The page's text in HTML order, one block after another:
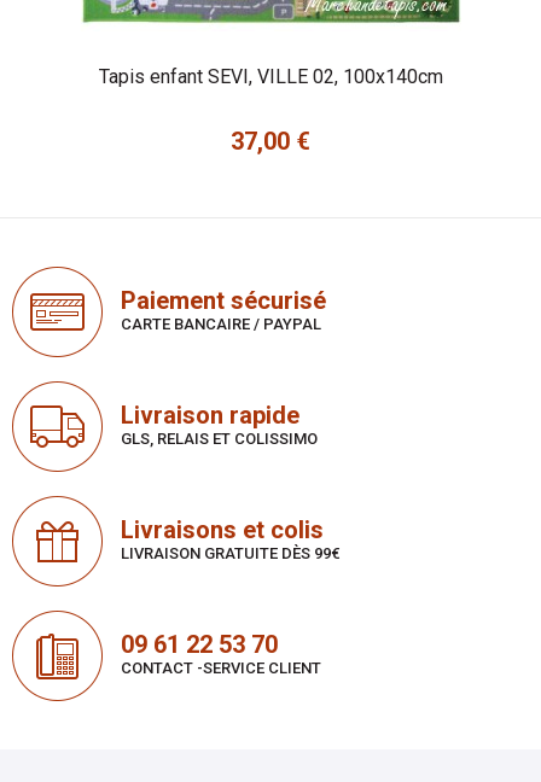
Tapis enfant SEVI, VILLE 02, 100x140cm
Prix
37,00 €
Paiement sécurisé
CARTE BANCAIRE / PAYPAL
Livraison rapide
GLS, RELAIS ET COLISSIMO
Livraisons et colis
LIVRAISON GRATUITE DÈS 99€
09 61 22 53 70
CONTACT -SERVICE CLIENT